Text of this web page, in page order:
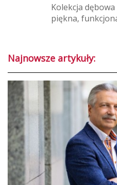
Kolekcja
piękna,
Najnowsze artykuły: